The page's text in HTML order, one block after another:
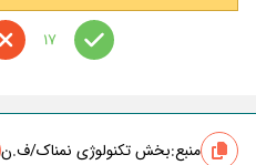
17
منبع:بخش تکنولوژی نمناک/ف.ن